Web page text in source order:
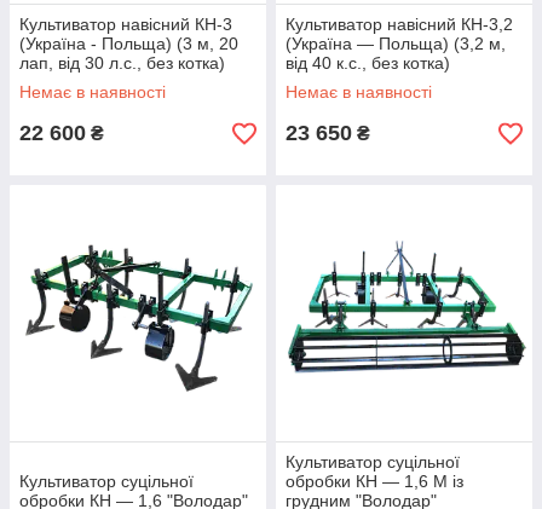
Культиватор навісний КН-3
(Україна - Польща) (3 м, 20
лап, від 30 л.с., без котка)
Немає в наявності
22 600 ₴
Культиватор навісний КН-3,2
(Україна — Польща) (3,2 м,
від 40 к.с., без котка)
Немає в наявності
23 650 ₴
Культиватор суцільної
обробки КН — 1,6 "Володар"
Культиватор суцільної
обробки КН — 1,6 М із
грудним "Володар"